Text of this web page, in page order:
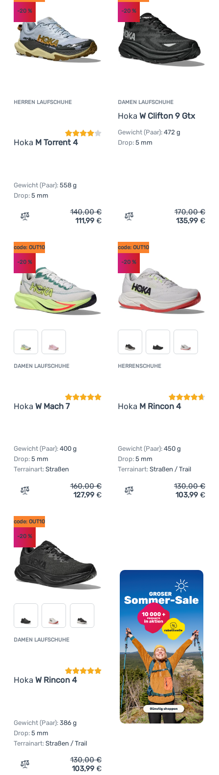
HERREN LAUFSCHUHE
Hoka M Torrent 4
Kundenbewertung
-20 %
Gewicht (Paar): 558 g
Drop: 5 mm
Zum Vergleich 'Herren Laufschuhe Hoka M Torrent 4'
140,00€
111,99 €
DAMEN LAUFSCHUHE
Hoka W Clifton 9 Gtx
-20%
Gewicht (Paar): 472 g
Drop: 5 mm
Zum Vergleich 'Damen
170,00€
135,99 €
DAMEN LAUFSCHUHE
Hoka W Mach 7
Kundenbewertung
code: OUT10
-20 %
Gewicht (Paar): 400 g
Drop: 5 mm
Terrainart: Straßen
Zum Vergleich 'Damen Laufschuhe Hoka W Mach 7'
160,00€
127,99 €
HERRENSCHUHE
Hoka M Rincon 4
code: OUT10
-20%
Gewicht (Paar): 450 g
Drop: 5 mm
Terrainart: Straßen / Trail
Zum Vergleich
130,00€
103,99 €
DAMEN LAUFSCHUHE
Hoka W Rincon 4
Kundenbewertung
code: OUT10
-20 %
Gewicht (Paar): 386 g
Drop: 5 mm
Terrainart: Straßen / Trail
Zum Vergleich 'Damen Laufschuhe Hoka W Rincon 4'
130,00€
103,99 €